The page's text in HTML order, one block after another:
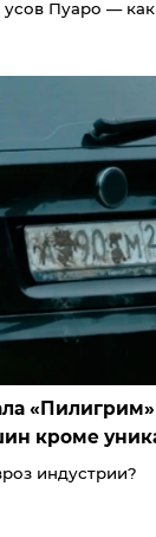
Пуаро —
кроме
индустрии?